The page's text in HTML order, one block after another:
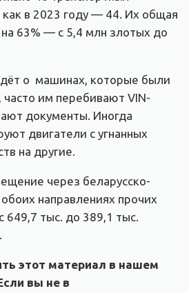
как в 2023 году — 44. Их общая
63% — с 5,4 млн злотых до
о машинах, которые были
часто им перебивают VIN-
документы. Иногда
двигатели с угнанных
на другие.
через беларусско-
направлениях прочих
649,7 тыс. до 389,1 тыс.
этот материал в нашем
вы не в